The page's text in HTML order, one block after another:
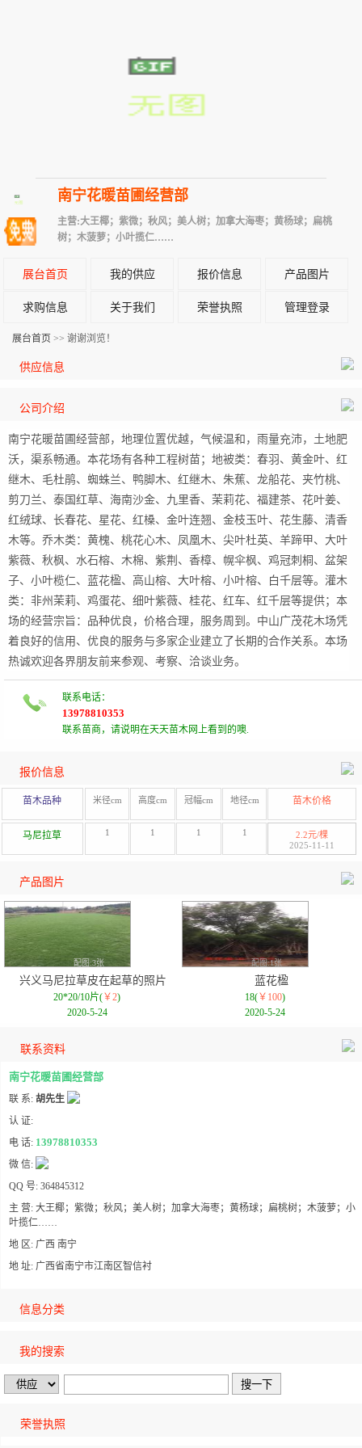
南宁花暖苗圃经营部
主营:大王椰；紫微；秋风；美人树；加拿大海枣；黄杨球；扁桃
树；木菠萝；小叶揽仁……
展台首页 我的供应 报价信息 产品图片
求购信息 关于我们 荣誉执照 管理登录
展台首页 >> 谢谢浏览！
供应信息
公司介绍
南宁花暖苗圃经营部，地理位置优越，气候温和，雨量充沛，土地肥
沃，渠系畅通。本花场有各种工程树苗；地被类：春羽、黄金叶、红
继木、毛杜鹃、蜘蛛兰、鸭脚木、红继木、朱蕉、龙船花、夹竹桃、
剪刀兰、泰国红草、海南沙金、九里香、茉莉花、福建茶、花叶姜、
红绒球、长春花、星花、红槡、金叶连翘、金枝玉叶、花生藤、清香
木等。乔木类：黄槐、桃花心木、凤凰木、尖叶杜英、羊蹄甲、大叶
紫薇、秋枫、水石榕、木棉、紫荆、香樟、幌伞枫、鸡冠刺桐、盆架
子、小叶榄仁、蓝花楹、高山榕、大叶榕、小叶榕、白千层等。灌木
类：非州茉莉、鸡蛋花、细叶紫薇、桂花、红车、红千层等提供；本
场的经营宗旨：品种优良，价格合理，服务周到。中山广茂花木场凭
着良好的信用、优良的服务与多家企业建立了长期的合作关系。本场
热诚欢迎各界朋友前来参观、考察、洽谈业务。
联系电话：
13978810353
联系苗商，请说明在天天苗木网上看到的噢.
报价信息
苗木品种 米径cm 高度cm 冠幅cm 地径cm 苗木价格
马尼拉草 1 1 1 1
2.2元/棵
2025-11-11
产品图片
配图:3张
兴义马尼拉草皮在起草的照片
20*20/10片(￥2)
2020-5-24
配图:1张
蓝花楹
18(￥100)
2020-5-24
联系资料
南宁花暖苗圃经营部
联 系: 胡先生
认 证:
电 话: 13978810353
微 信:
QQ 号: 364845312
主 营: 大王椰；紫微；秋风；美人树；加拿大海枣；黄杨球；扁桃树；木菠萝；小
叶揽仁……
地 区: 广西 南宁
地 址: 广西省南宁市江南区智信衬
信息分类
我的搜索
荣誉执照